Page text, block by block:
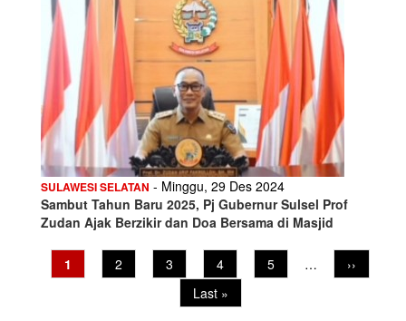
SULAWESI SELATAN - Minggu, 29 Des 2024
Sambut Tahun Baru 2025, Pj Gubernur Sulsel Prof
Zudan Ajak Berzikir dan Doa Bersama di Masjid
Pagination
Current
page
1 Page
2 Page
3 Page
4 Page
5 …
Next
page
››
Last
page
Last »